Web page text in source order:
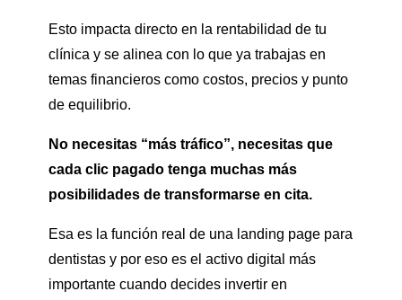
Esto impacta directo en la rentabilidad de tu
clínica y se alinea con lo que ya trabajas en
temas financieros como costos, precios y punto
de equilibrio.
No necesitas “más tráfico”, necesitas que
cada clic pagado tenga muchas más
posibilidades de transformarse en cita.
Esa es la función real de una landing page para
dentistas y por eso es el activo digital más
importante cuando decides invertir en